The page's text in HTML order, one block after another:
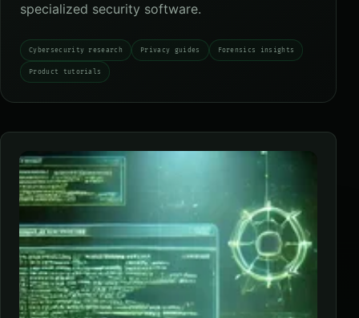
specialized security software.
Cybersecurity research Privacy guides Forensics insights
Product tutorials